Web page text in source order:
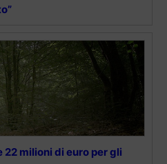
milioni di euro per gli